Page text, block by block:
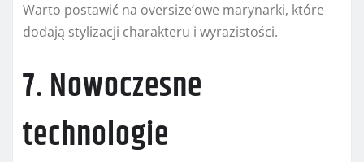
Warto postawić na oversize’owe marynarki, które
dodają stylizacji charakteru i wyrazistości.
7. Nowoczesne
technologie